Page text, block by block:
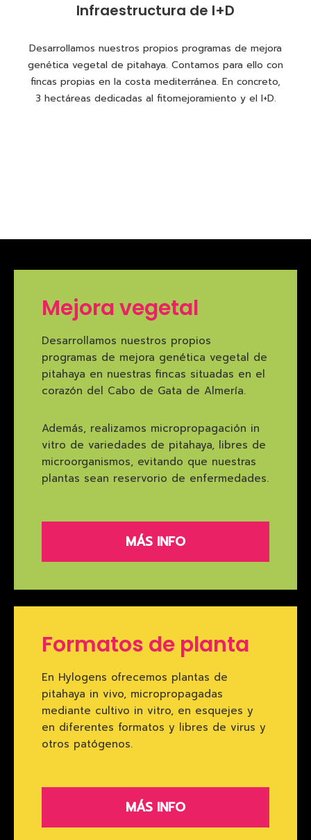
Infraestructura de I+D
Desarrollamos nuestros propios programas de mejora
genética vegetal de pitahaya. Contamos para ello con
fincas propias en la costa mediterránea. En concreto,
3 hectáreas dedicadas al fitomejoramiento y el I+D.
Mejora vegetal
Desarrollamos nuestros propios
programas de mejora genética vegetal de
pitahaya en nuestras fincas situadas en el
corazón del Cabo de Gata de Almería.
Además, realizamos micropropagación in
vitro de variedades de pitahaya, libres de
microorganismos, evitando que nuestras
plantas sean reservorio de enfermedades.
MÁS INFO
Formatos de planta
En Hylogens ofrecemos plantas de
pitahaya in vivo, micropropagadas
mediante cultivo in vitro, en esquejes y
en diferentes formatos y libres de virus y
otros patógenos.
MÁS INFO